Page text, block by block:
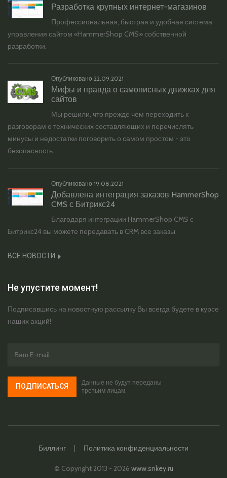
Разработка крупных интернет-магазинов
Профессиональная, быстрая и удобная система
управления сайтом «HammerShop CMS» собственной
разработки.
Опубликовано 22.09.2021
Мифы и правда о самописных движках для
сайтов
Мы решили, что прежде чем переходить к
разговорам о технических составляющих и перечислять
минусы и недостатки поговорить о самом простом - это
безопасность.
Опубликовано 19.08.2021
Добавлена интеграция заказов HammerShop
CMS с Битрикс24
Благодаря интеграции HammerShop CMS с
Битрикс24 вы можете передавать в CRM все заказы
ВСЕ НОВОСТИ
Не упустите момент!
Подписавшись на новостную рассылку Вы всегда будете в курсе
наших акций!
ПОДПИСАТЬСЯ
Данные не будут переданы
третьим лицам.
© Copyright 2013 - 2026 www.snkey.ru
Биллинг | Политика конфиденциальности